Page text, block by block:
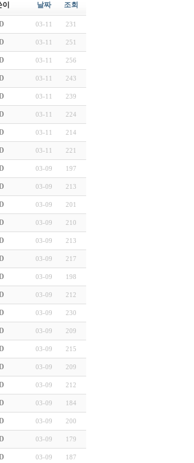
날짜 조회
03-11 231
03-11 251
03-11 256
03-11 243
03-11 239
03-11 224
03-11 214
03-11 221
03-09 197
03-09 213
03-09 201
03-09 210
03-09 213
03-09 217
03-09 198
03-09 212
03-09 230
03-09 209
03-09 215
03-09 209
03-09 212
03-09 184
03-09 200
03-09 179
03-09 187